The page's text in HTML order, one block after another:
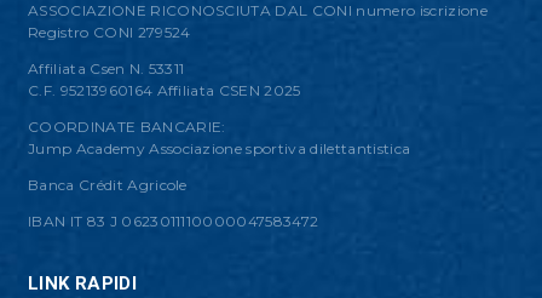
ASSOCIAZIONE RICONOSCIUTA DAL CONI numero iscrizione
Registro CONI 279524
Affiliata Csen N. 53311
C.F. 95213960164 Affiliata CSEN 2025
COORDINATE BANCARIE:
Jump Academy Associazione sportiva dilettantistica
Banca Crédit Agricole
IBAN IT 83 J 0623011110000047583472
LINK RAPIDI